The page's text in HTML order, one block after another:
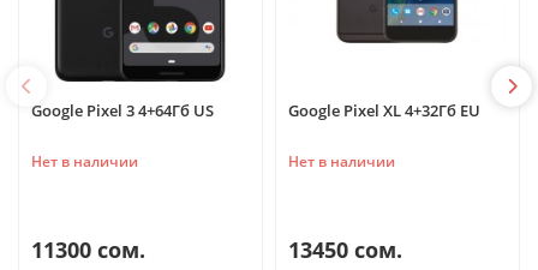
Google Pixel 3 4+64Гб US
Нет в наличии
11300 сом.
Google Pixel XL 4+32Гб EU
Нет в наличии
13450 сом.